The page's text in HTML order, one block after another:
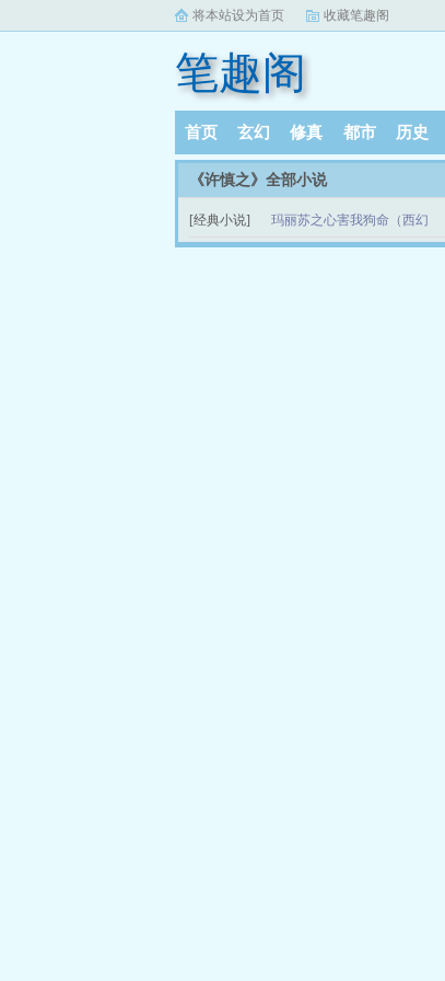
将本站设为首页 收藏笔趣阁
笔趣阁
首页 玄幻 修真 都市 历史
《许慎之》全部小说
[经典小说] 玛丽苏之心害我狗命（西幻